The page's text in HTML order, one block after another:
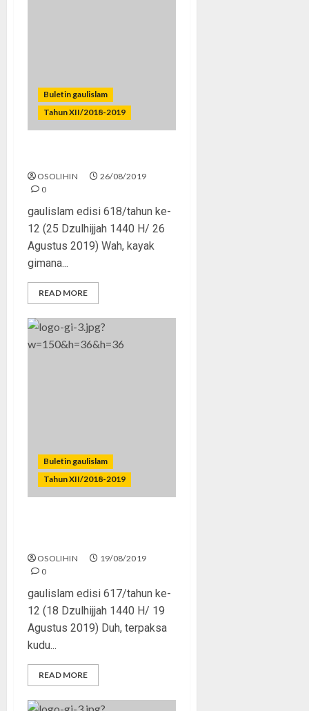
Buletin gaulislam
Tahun XII/2018-2019
OSOLIHIN
26/08/2019
0
gaulislam edisi 618/tahun ke-
12 (25 Dzulhijjah 1440 H/ 26
Agustus 2019) Wah, kayak
gimana...
READ MORE
Buletin gaulislam
Tahun XII/2018-2019
OSOLIHIN
19/08/2019
0
gaulislam edisi 617/tahun ke-
12 (18 Dzulhijjah 1440 H/ 19
Agustus 2019) Duh, terpaksa
kudu...
READ MORE